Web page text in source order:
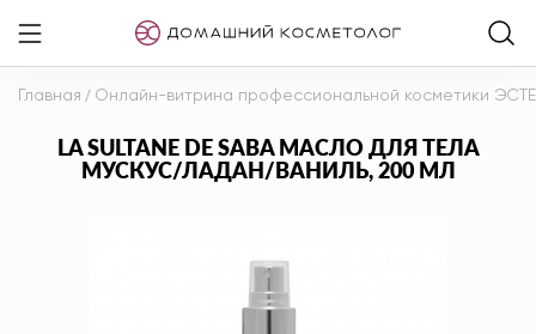
Главная / Онлайн-витрина профессиональной косметики
LA SULTANE DE SABA МАСЛО ДЛЯ ТЕЛА
МУСКУС/ЛАДАН/ВАНИЛЬ, 200 МЛ